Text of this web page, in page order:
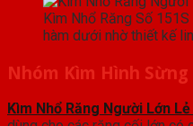
Kìm Nhổ Răng Số
hàm dưới nhờ thiết kế
Nhóm Kìm Hình
Kìm Nhổ Răng Người Lớn